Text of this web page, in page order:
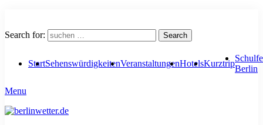
Search for: Search
StartSehenswürdigkeitenVeranstaltungenHotelsKurztrip
Berlin
Menu